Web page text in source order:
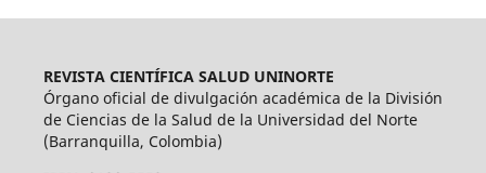
REVISTA CIENTÍFICA SALUD UNINORTE
Órgano oficial de divulgación académica de la División
de Ciencias de la Salud de la Universidad del Norte
(Barranquilla, Colombia)